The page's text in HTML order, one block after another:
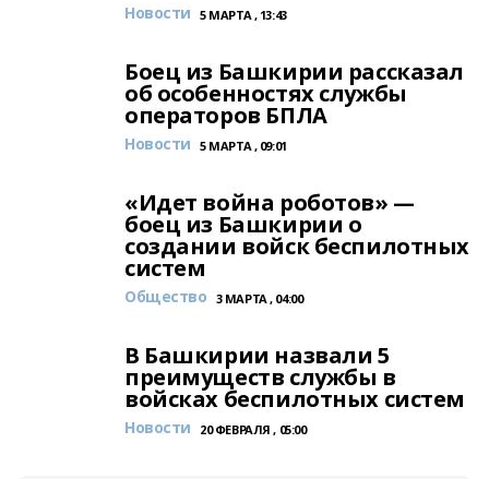
Новости 5 МАРТА , 13:43
Боец из Башкирии рассказал
об особенностях службы
операторов БПЛА
Новости 5 МАРТА , 09:01
«Идет война роботов» —
боец из Башкирии о
создании войск беспилотных
систем
Общество 3 МАРТА , 04:00
В Башкирии назвали 5
преимуществ службы в
войсках беспилотных систем
Новости 20 ФЕВРАЛЯ , 05:00